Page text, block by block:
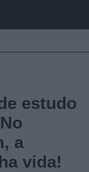
estudo
a
vida!